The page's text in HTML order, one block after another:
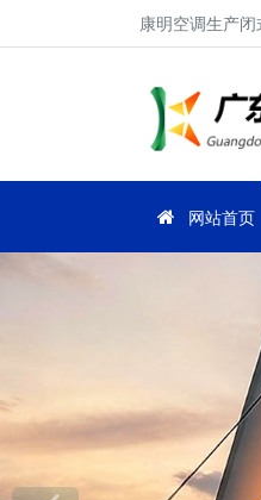
康明空调生产
网站首页